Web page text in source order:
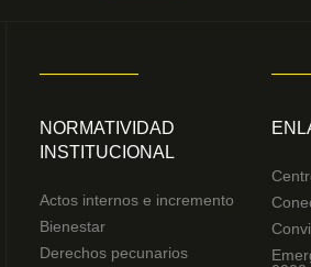
NORMATIVIDAD
INSTITUCIONAL
Actos internos e incremento
Bienestar
Derechos pecunarios